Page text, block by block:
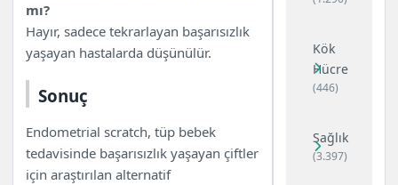
mı?
Hayır, sadece tekrarlayan başarısızlık
yaşayan hastalarda düşünülür.
Sonuç
Endometrial scratch, tüp bebek
tedavisinde başarısızlık yaşayan çiftler
için araştırılan alternatif
Kök
Hücre
(446)
Sağlık
(3.397)